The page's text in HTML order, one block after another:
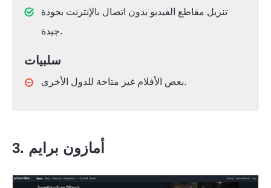
تنزيل مقاطع الفيديو بدون اتصال بالإنترنت بجودة
جيدة.
سلبيات
بعض الأفلام غير متاحة للدول الأخرى.
3. أمازون برايم